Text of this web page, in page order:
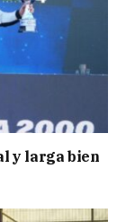
y larga bien